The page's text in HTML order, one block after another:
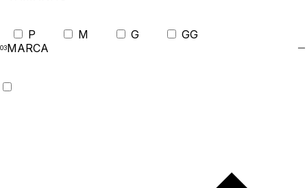
P M G
GG
MARCA